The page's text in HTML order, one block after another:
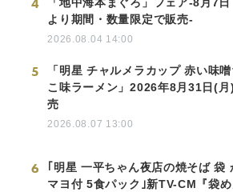
4
より期間・数量限定で販売-
2026.08.04 14:00
5
「明星 チャルメラカップ 赤い味
こ味ラーメン」2026年8月31日(月
売
2026.08.07 13:00
6
｢明星 一平ちゃん夜店の焼そば 袋
マヨ付 5食パック｣新TV-CM『袋